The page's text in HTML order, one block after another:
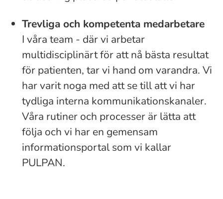
Trevliga och kompetenta medarbetare
I våra team - där vi arbetar
multidisciplinärt för att nå bästa resultat
för patienten, tar vi hand om varandra. Vi
har varit noga med att se till att vi har
tydliga interna kommunikationskanaler.
Våra rutiner och processer är lätta att
följa och vi har en gemensam
informationsportal som vi kallar
PULPAN.